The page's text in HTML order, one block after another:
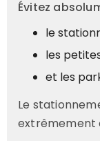
Évitez
le
les
et les
Le
extrêmement